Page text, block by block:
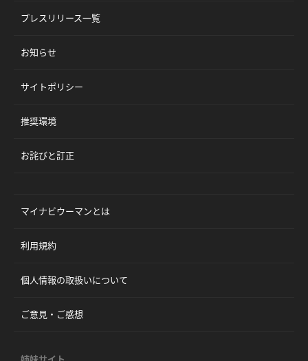
プレスリリース一覧
お知らせ
サイトポリシー
推奨環境
お詫びと訂正
マイナビウーマンとは
利用規約
個人情報の取扱いについて
ご意見・ご感想